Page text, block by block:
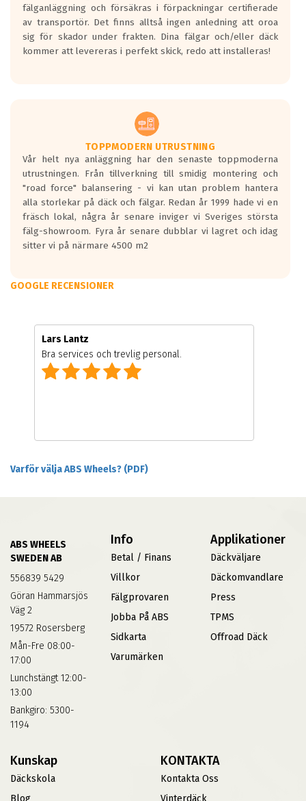
fälganläggning och försäkras i förpackningar certifierade
av transportör. Det finns alltså ingen anledning att oroa
sig för skador under frakten. Dina fälgar och/eller däck
kommer att levereras i perfekt skick, redo att installeras!
TOPPMODERN UTRUSTNING
Vår helt nya anläggning har den senaste toppmoderna
utrustningen. Från tillverkning till smidig montering och
"road force" balansering - vi kan utan problem hantera
alla storlekar på däck och fälgar. Redan år 1999 hade vi en
fräsch lokal, några år senare inviger vi Sveriges största
fälg-showroom. Fyra år senare dubblar vi lagret och idag
sitter vi på närmare 4500 m2
GOOGLE RECENSIONER
Lars Lantz
Bra services och trevlig personal.
Varför välja ABS Wheels? (PDF)
ABS WHEELS
SWEDEN AB
556839 5429
Göran Hammarsjös
Väg 2
19572 Rosersberg
Mån-Fre 08:00-
17:00
Lunchstängt 12:00-
13:00
Bankgiro: 5300-
1194
Info
Betal / Finans
Villkor
Fälgprovaren
Jobba På ABS
Sidkarta
Varumärken
Applikationer
Däckväljare
Däckomvandlare
Press
TPMS
Offroad Däck
Kunskap
Däckskola
Blog
KONTAKTA
Kontakta Oss
Vinterdäck